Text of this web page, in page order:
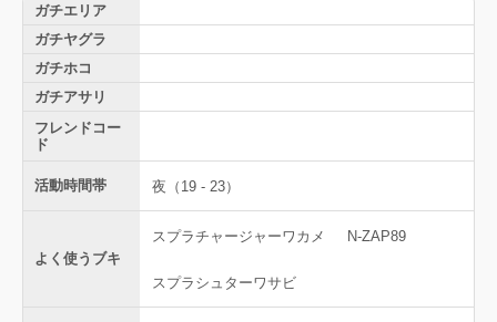
ガチエリア
ガチヤグラ
ガチホコ
ガチアサリ
フレンドコー
ド
活動時間帯 夜（19 - 23）
よく使うブキ
スプラチャージャーワカメ N-ZAP89
スプラシュターワサビ